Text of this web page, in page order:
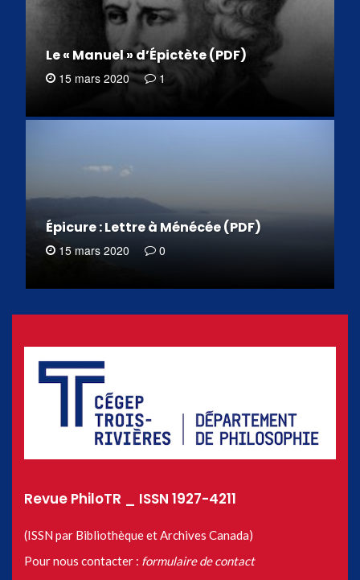
Le « Manuel » d’Épictète (PDF)
15 mars 2020 1
Épicure : Lettre à Ménécée (PDF)
15 mars 2020 0
Revue PhiloTR _ ISSN 1927-4211
(ISSN par Bibliothèque et Archives Canada)
Pour nous contacter : formulaire de contact